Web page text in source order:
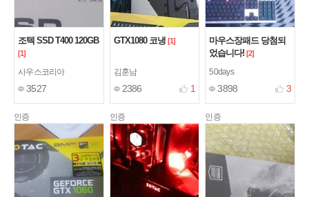
조텍 SSD T400 120GB
[1]
사우스코리아
3527
GTX1080 코냉 [1]
김훈남
2386 1
마우스장패드 당첨되
었습니다! [2]
50days
3898 3
인증 인증 인증